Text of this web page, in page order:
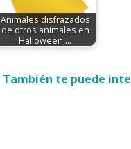
Animales disfrazados
de otros animales en
Halloween,…
También te puede